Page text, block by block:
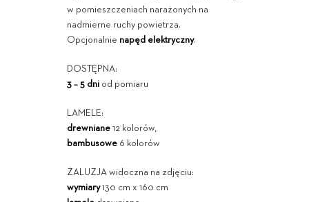
w pomieszczeniach narażonych na
nadmierne ruchy powietrza.
Opcjonalnie napęd elektryczny.
DOSTĘPNA:
3 – 5 dniod pomiaru
LAMELE:
drewniane12 kolorów,
bambusowe6 kolorów
ŻALUZJA widoczna na zdjęciu:
wymiary130 cm x 160 cm